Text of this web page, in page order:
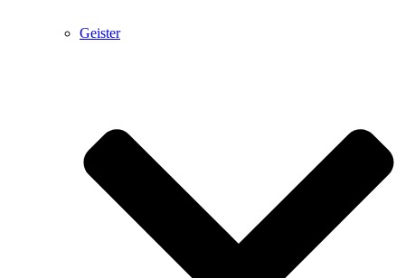
Geister